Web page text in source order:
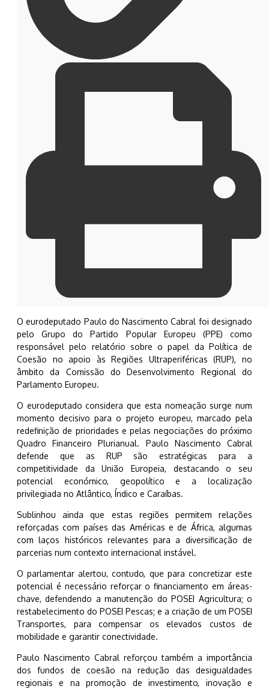
O eurodeputado Paulo do Nascimento Cabral foi designado
pelo Grupo do Partido Popular Europeu (PPE) como
responsável pelo relatório sobre o papel da Política de
Coesão no apoio às Regiões Ultraperiféricas (RUP), no
âmbito da Comissão do Desenvolvimento Regional do
Parlamento Europeu.
O eurodeputado considera que esta nomeação surge num
momento decisivo para o projeto europeu, marcado pela
redefinição de prioridades e pelas negociações do próximo
Quadro Financeiro Plurianual. Paulo Nascimento Cabral
defende que as RUP são estratégicas para a
competitividade da União Europeia, destacando o seu
potencial económico, geopolítico e a localização
privilegiada no Atlântico, Índico e Caraíbas.
Sublinhou ainda que estas regiões permitem relações
reforçadas com países das Américas e de África, algumas
com laços históricos relevantes para a diversificação de
parcerias num contexto internacional instável.
O parlamentar alertou, contudo, que para concretizar este
potencial é necessário reforçar o financiamento em áreas-
chave, defendendo a manutenção do POSEI Agricultura; o
restabelecimento do POSEI Pescas; e a criação de um POSEI
Transportes, para compensar os elevados custos de
mobilidade e garantir conectividade.
Paulo Nascimento Cabral reforçou também a importância
dos fundos de coesão na redução das desigualdades
regionais e na promoção de investimento, inovação e